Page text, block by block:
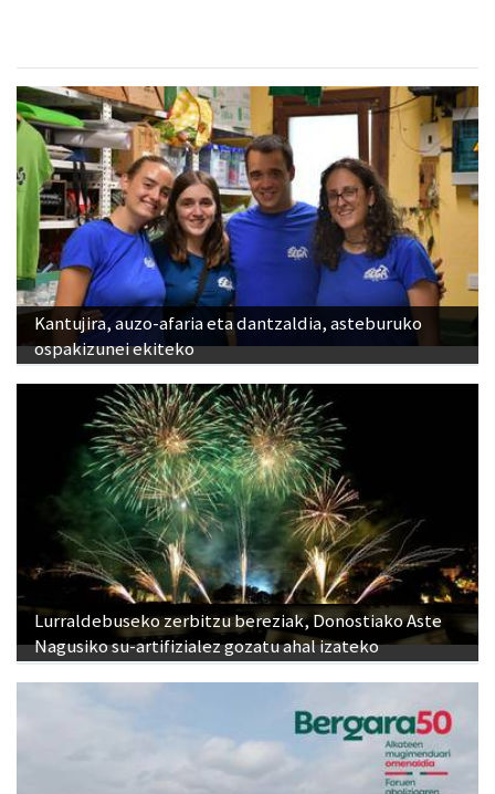
Kantujira, auzo-afaria eta dantzaldia, asteburuko
ospakizunei ekiteko
Lurraldebuseko zerbitzu bereziak, Donostiako Aste
Nagusiko su-artifizialez gozatu ahal izateko